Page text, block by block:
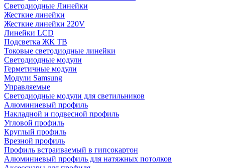
Светодиодные Линейки
Жесткие линейки
Жесткие линейки 220V
Линейки LCD
Подсветка ЖК ТВ
Токовые светодиодные линейки
Светодиодные модули
Герметичные модули
Модули Samsung
Управляемые
Светодиодные модули для светильников
Алюминиевый профиль
Накладной и подвесной профиль
Угловой профиль
Круглый профиль
Врезной профиль
Профиль встраиваемый в гипсокартон
Алюминиевый профиль для натяжных потолков